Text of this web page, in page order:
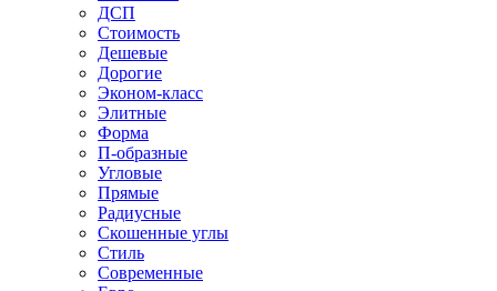
ДСП
Стоимость
Дешевые
Дорогие
Эконом-класс
Элитные
Форма
П-образные
Угловые
Прямые
Радиусные
Скошенные углы
Стиль
Современные